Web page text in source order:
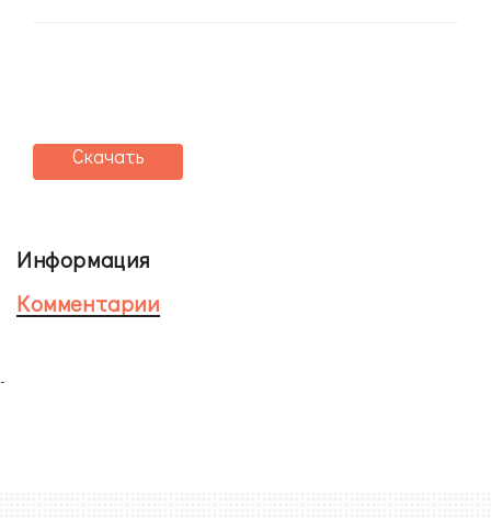
Скачать
Информация
Комментарии
-